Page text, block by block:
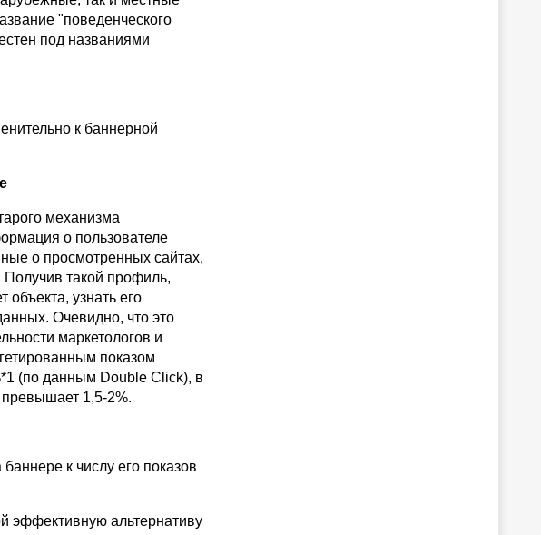
"поведенческого
под названиями
к баннерной
механизма
о пользователе
о просмотренных сайтах,
Получив такой профиль,
объекта, узнать его
Очевидно, что это
маркетологов и
показом
(по данным Double Click), в
превышает 1,5-2%.
к числу его показов
эффективную альтернативу